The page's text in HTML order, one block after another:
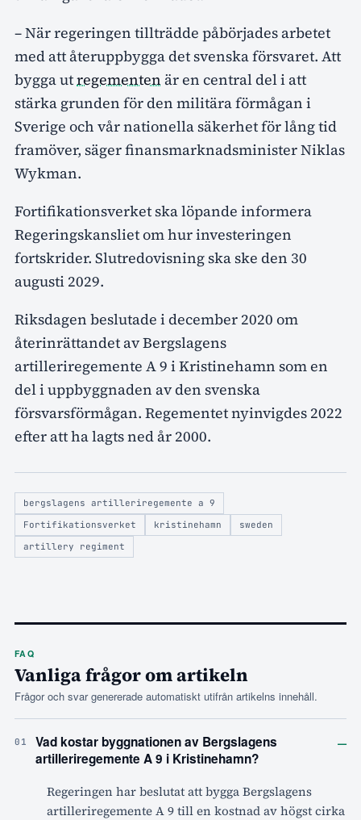
– När regeringen tillträdde påbörjades arbetet
med att återuppbygga det svenska försvaret. Att
bygga utregementen är en central del i att
stärka grunden för den militära förmågan i
Sverige och vår nationella säkerhet för lång tid
framöver, säger finansmarknadsminister Niklas
Wykman.
Fortifikationsverket ska löpande informera
Regeringskansliet om hur investeringen
fortskrider. Slutredovisning ska ske den 30
augusti 2029.
Riksdagen beslutade i december 2020 om
återinrättandet av Bergslagens
artilleriregemente A 9 i Kristinehamn som en
del i uppbyggnaden av den svenska
försvarsförmågan. Regementet nyinvigdes 2022
efter att ha lagts ned år 2000.
bergslagens artilleriregemente a 9
Fortifikationsverket
kristinehamn
sweden
artillery regiment
FAQ
Vanliga frågor om artikeln
Frågor och svar genererade automatiskt utifrån artikelns innehåll.
01
Vad kostar byggnationen av Bergslagens
artilleriregemente A 9 i Kristinehamn?
–
Regeringen har beslutat att bygga Bergslagens
artilleriregemente A 9 till en kostnad av högst cirka